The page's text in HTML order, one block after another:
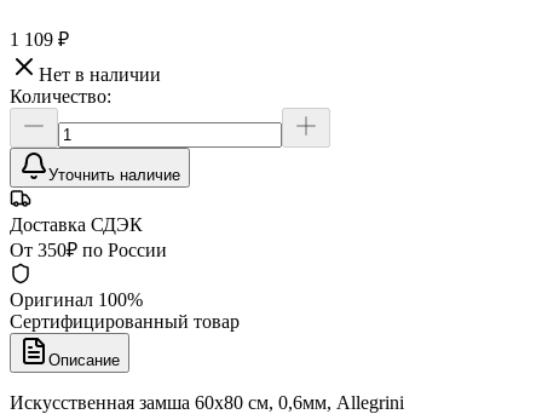
1 109 ₽
Нет в наличии
Количество:
Уточнить наличие
Доставка СДЭК
От 350₽ по России
Оригинал 100%
Сертифицированный товар
Описание
Искусственная замша 60х80 см, 0,6мм, Allegrini